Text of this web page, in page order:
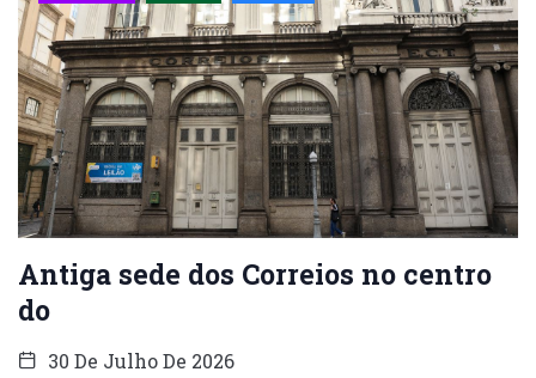
Antiga sede dos Correios no centro
do
30 De Julho De 2026